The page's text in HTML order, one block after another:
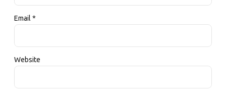
Email *
Website